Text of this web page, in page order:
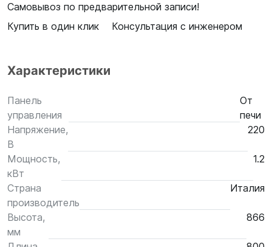
Самовывоз по предварительной записи!
Купить в один клик
Консультация с инженером
Характеристики
Панель
управления
От
печи
Напряжение,
В
220
Мощность,
кВт
1.2
Страна
производитель
Италия
Высота,
мм
866